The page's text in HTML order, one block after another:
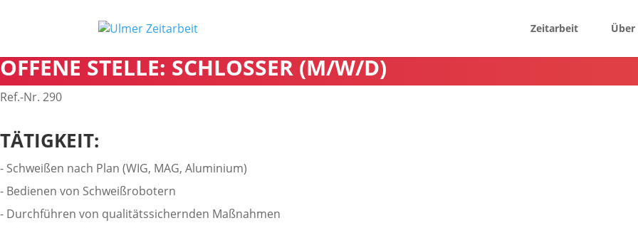
Zeitarbeit Über
OFFENE STELLE: SCHLOSSER (M/W/D)
Ref.-Nr. 290
TÄTIGKEIT:
- Schweißen nach Plan (WIG, MAG, Aluminium)
- Bedienen von Schweißrobotern
- Durchführen von qualitätssichernden Maßnahmen